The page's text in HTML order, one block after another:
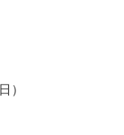
）